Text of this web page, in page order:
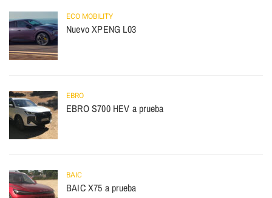
ECO MOBILITY
Nuevo XPENG L03
EBRO
EBRO S700 HEV a prueba
BAIC
BAIC X75 a prueba